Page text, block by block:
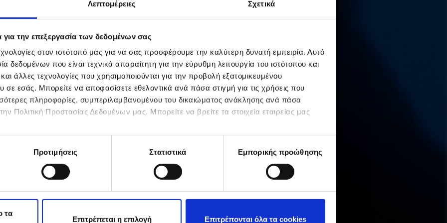
Λεπτομέρειες Σχετικά
για την επεξεργασία των δεδομένων σας
στον ιστότοπό μας για να σας προσφέρουμε την καλύτερη δυνατή εμπειρία. Αυτό
δεδομένων που είναι τεχνικά απαραίτητη για την εύρυθμη λειτουργία του ιστότοπου και
άλλες τεχνολογίες που χρησιμοποιούνται για την προβολή εξατομικευμένου
σε εσάς. Μπορείτε να αποφασίσετε εθελοντικά ανά πάσα στιγμή για τις χρήσεις που
πληροφορίες, συμπεριλαμβανομένου του δικαιώματος ανάκλησης ανά πάσα
Πολιτική Προστασίας Δεδομένων μας. Μπορείτε να βρείτε τα στοιχεία εταιρείας μας
Προτιμήσεις Στατιστικά Εμπορικής προώθησης
τα
Επιτρέπεται η επιλογή Επιτρέπονται όλα τα cookies
όλους